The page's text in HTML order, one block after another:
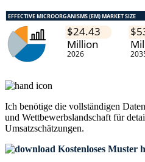
Ich benötige die vollständigen
und Wettbewerbslandschaft für
Umsatzschätzungen.
Kostenloses Muster